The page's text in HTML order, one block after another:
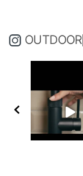
OUTDOOR